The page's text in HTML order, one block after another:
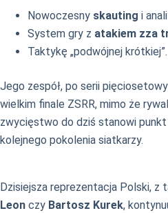
Nowoczesny skauting i
System gry z atakiem zza
Taktykę „podwójnej krótkiej”.
Jego zespół, po serii
wielkim finale ZSRR, mimo że
zwycięstwo do dziś stanowi punkt
kolejnego pokolenia siatkarzy.
Dzisiejsza reprezentacja Polski, z
Leon czy Bartosz Kurek,